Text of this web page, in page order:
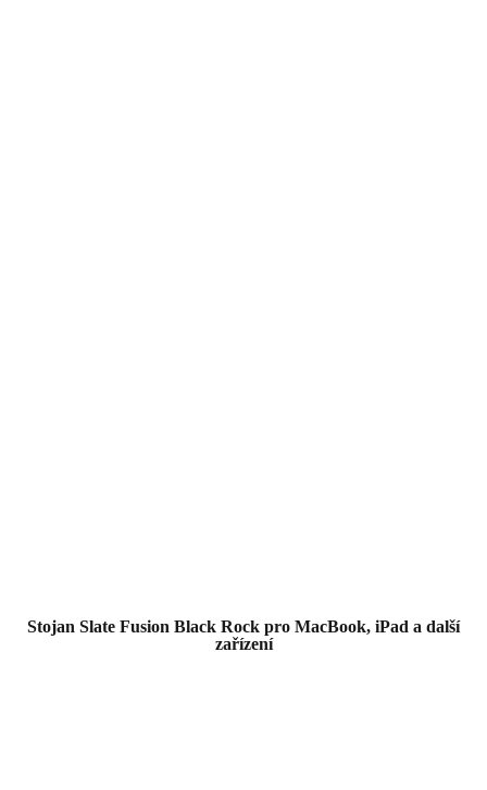
Stojan Slate Fusion Black Rock pro MacBook, iPad a další
zařízení